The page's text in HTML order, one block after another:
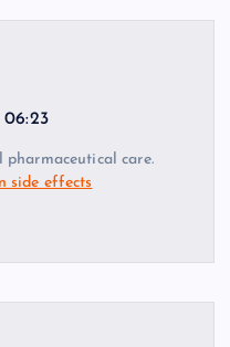
pharmaceutical care.
side effects